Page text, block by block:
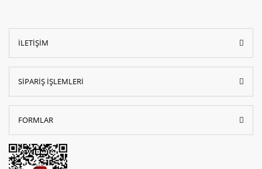
İLETİŞİM
SİPARİŞ İŞLEMLERİ
FORMLAR